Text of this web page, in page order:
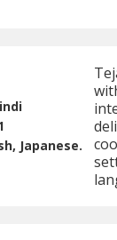
Japanese.